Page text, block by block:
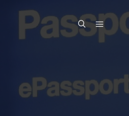
Search Main